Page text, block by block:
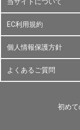
EC利用規約
個人情報保護方針
よくあるご質問
初めて